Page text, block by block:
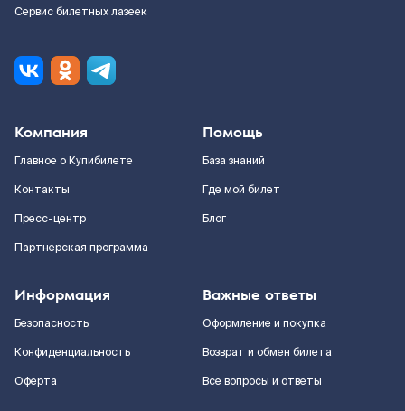
Сервис билетных лазеек
Компания
Главное о Купибилете
Контакты
Пресс-центр
Партнерская программа
Помощь
База знаний
Где мой билет
Блог
Информация
Безопасность
Конфиденциальность
Оферта
Важные ответы
Оформление и покупка
Возврат и обмен билета
Все вопросы и ответы